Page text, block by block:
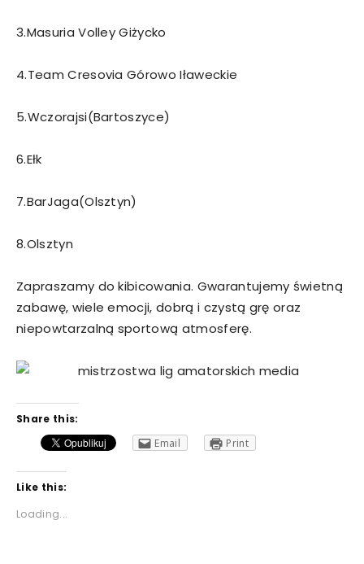
3.Masuria Volley Giżycko
4.Team Cresovia Górowo Iławeckie
5.Wczorajsi(Bartoszyce)
6.Ełk
7.BarJaga(Olsztyn)
8.Olsztyn
Zapraszamy do kibicowania. Gwarantujemy świetną
zabawę, wiele emocji, dobrą i czystą grę oraz
niepowtarzalną sportową atmosferę.
Share this:
Email
Print
Like this:
Loading...